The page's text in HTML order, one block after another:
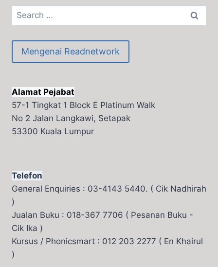
Search
for:
Mengenai Readnetwork
Alamat Pejabat
57-1 Tingkat 1 Block E Platinum Walk
No 2 Jalan Langkawi, Setapak
53300 Kuala Lumpur
Telefon
General Enquiries : 03-4143 5440. ( Cik Nadhirah
)
Jualan Buku : 018-367 7706 ( Pesanan Buku -
Cik Ika )
Kursus / Phonicsmart : 012 203 2277 ( En Khairul
)